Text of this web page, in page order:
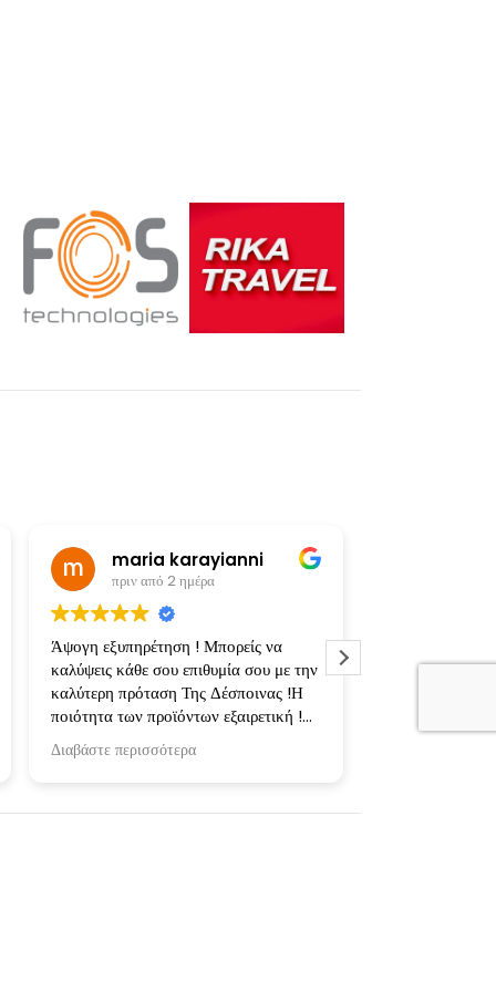
maria karayianni
πριν από 2 ημέρα
Άψογη εξυπηρέτηση ! Μπορείς να
καλύψεις κάθε σου επιθυμία σου με την
καλύτερη πρόταση Της Δέσποινας !Η
ποιότητα των προϊόντων εξαιρετική !
Ευχαριστώ πολύ για την συνεργασία !
Διαβάστε περισσότερα
εκτυπώσεις!